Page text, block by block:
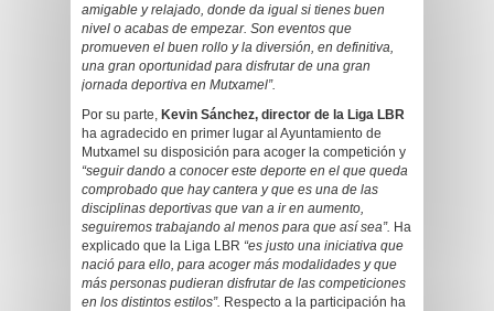
amigable y relajado, donde da igual si tienes buen
nivel o acabas de empezar. Son eventos que
promueven el buen rollo y la diversión, en definitiva,
una gran oportunidad para disfrutar de una gran
jornada deportiva en Mutxamel”.
Por su parte, Kevin Sánchez, director de la Liga LBR
ha agradecido en primer lugar al Ayuntamiento de
Mutxamel su disposición para acoger la competición y
“seguir dando a conocer este deporte en el que queda
comprobado que hay cantera y que es una de las
disciplinas deportivas que van a ir en aumento,
seguiremos trabajando al menos para que así sea”. Ha
explicado que la Liga LBR “es justo una iniciativa que
nació para ello, para acoger más modalidades y que
más personas pudieran disfrutar de las competiciones
en los distintos estilos”. Respecto a la participación ha